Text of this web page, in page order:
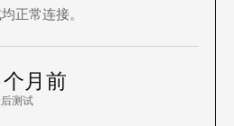
正常连接。
个月前
测试